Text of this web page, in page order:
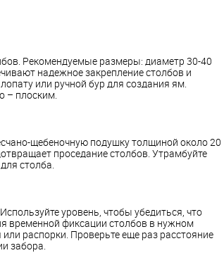
Рекомендуемые размеры: диаметр 30-40
надежное закрепление столбов и
или ручной бур для создания ям.
– плоским.
щебеночную подушку толщиной около 20
проседание столбов. Утрамбуйте
столба.
уровень, чтобы убедиться, что
временной фиксации столбов в нужном
распорки. Проверьте еще раз расстояние
забора.